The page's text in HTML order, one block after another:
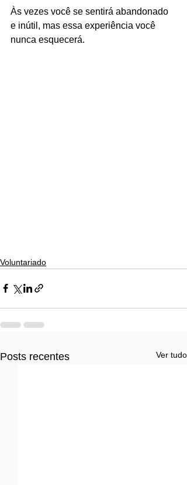
Às vezes você se sentirá abandonado
e inútil, mas essa experiência você
nunca esquecerá.
Voluntariado
Posts recentes Ver tudo